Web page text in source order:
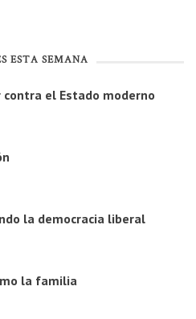
ESTA SEMANA
contra el Estado moderno
la democracia liberal
la familia